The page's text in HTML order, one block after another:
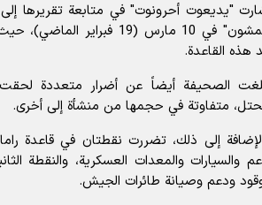
"يديعوت أحرونوت" في متابعة تقريرها
"شمشون" في 10 مارس (19
القاعدة.
الصحيفة أيضاً عن أضرار متعددة لحقت
متفاوتة في حجمها من منشأة إلى أخرى.
إلى ذلك، تضررت نقطتان في قاعدة
والسيارات والمعدات العسكرية، والنقطة
ودعم وصيانة طائرات الجيش.